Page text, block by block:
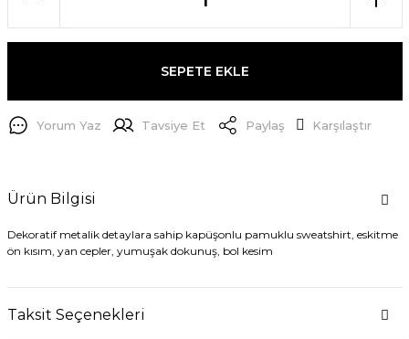
SEPETE EKLE
Yorum Yaz Tavsiye Et Paylaş Karşılaştır
Ürün Bilgisi
Dekoratif metalik detaylara sahip kapüşonlu pamuklu sweatshirt, eskitme
ön kısım, yan cepler, yumuşak dokunuş, bol kesim
Taksit Seçenekleri